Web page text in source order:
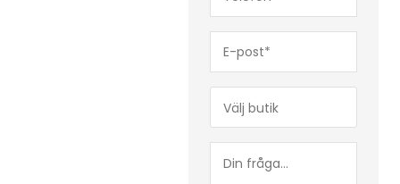
post*
(Obligatoriskt)
(Obligatoriskt)
fråga...